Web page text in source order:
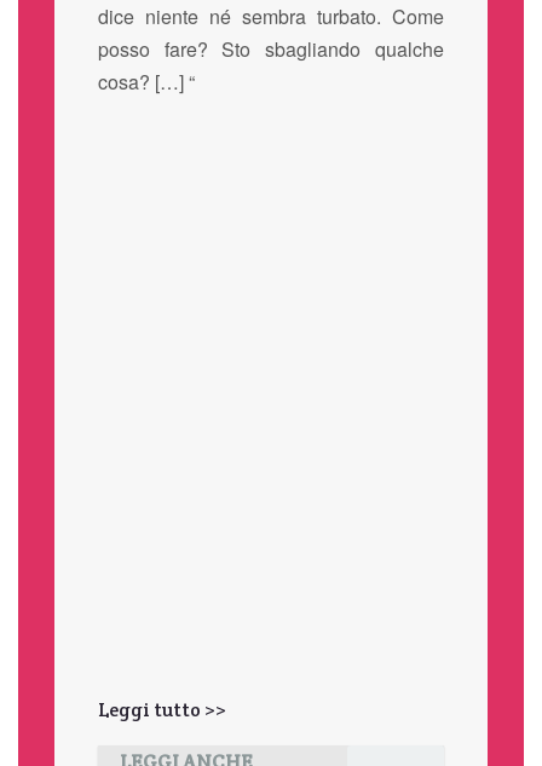
dice niente né sembra turbato. Come
posso fare? Sto sbagliando qualche
cosa? […] “
Leggi tutto >>